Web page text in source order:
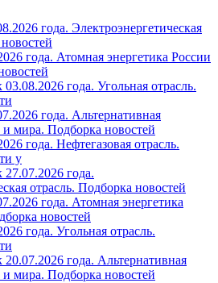
года. Электроэнергетическая
года. Атомная энергетика России
года. Угольная отрасль.
года. Альтернативная
и мира. Подборка новостей
года. Нефтегазовая отрасль.
у
года.
отрасль. Подборка новостей
года. Атомная энергетика
новостей
года. Угольная отрасль.
года. Альтернативная
и мира. Подборка новостей